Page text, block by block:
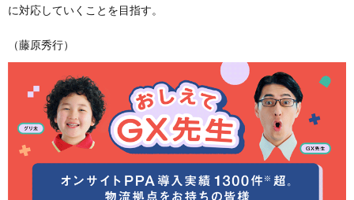
に対応していくことを目指す。
（藤原秀行）